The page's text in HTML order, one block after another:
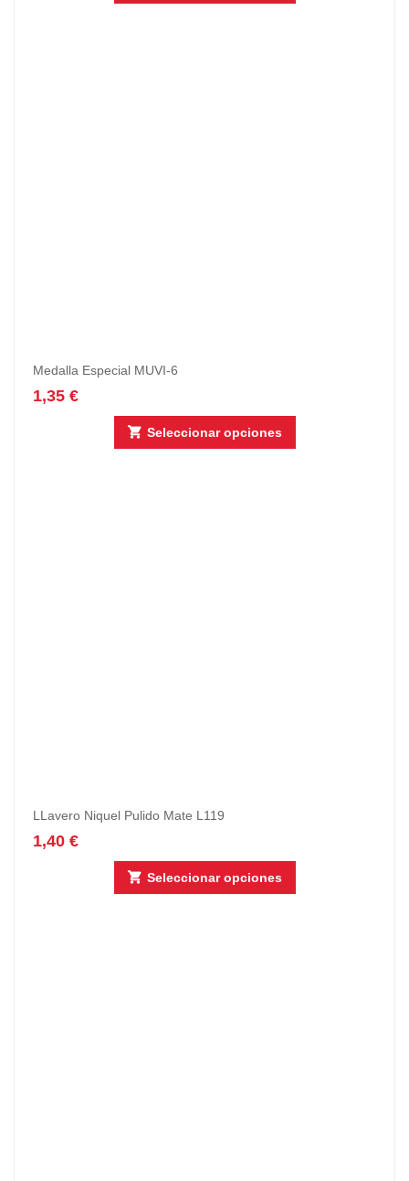
Medalla Especial MUVI-6
1,35 €
Seleccionar opciones
LLavero Niquel Pulido Mate L119
1,40 €
Seleccionar opciones